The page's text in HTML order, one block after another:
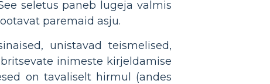
seletus paneb lugeja valmis
paremaid asju.
unistavad teismelised,
inimeste kirjeldamise
on tavaliselt hirmul (andes